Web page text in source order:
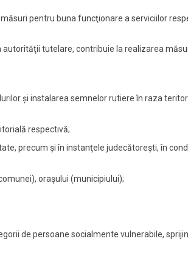
pentru buna funcţionare a serviciilor
tutelare, contribuie la realizarea
şi instalarea semnelor rutiere în raza
respectivă;
precum şi în instanţele judecătoreşti, în
oraşului (municipiului);
de persoane socialmente vulnerabile,